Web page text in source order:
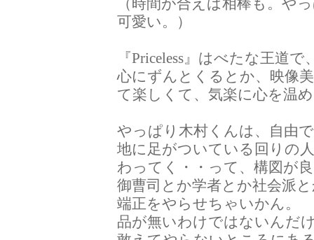
可愛い。）
『Priceless』はべたな王道
心にずんとくるとか、映像
て楽しくて、気楽に心を温
やっぱり木村くんは、自由
地に足がついている回りの
わってく・・って、構図が
御曹司とか学者とか社会派
端正をやらせちゃいかん。
品が無いわけではないんだ